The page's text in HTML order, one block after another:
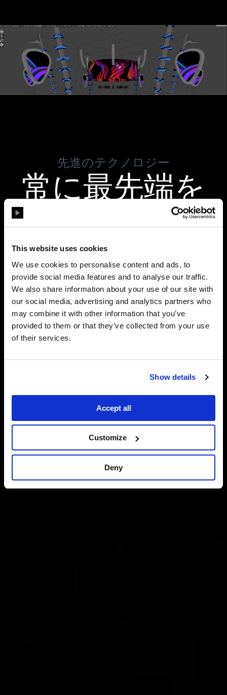
This website uses cookies
We use cookies to personalise content and ads, to
provide social media features and to analyse our traffic.
We also share information about your use of our site with
our social media, advertising and analytics partners who
may combine it with other information that you’ve
provided to them or that they’ve collected from your use
of their services.
Show details
Accept all
Customize
Deny
先進のテクノロジー
常に最先端を
行く